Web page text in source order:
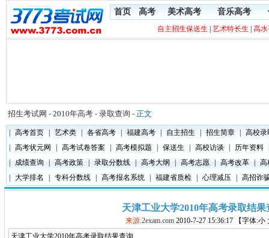
首页 高考 美术高考 音乐高考
自主招生保送生 艺术特长生 高
招生考试网 - 2010年高考 - 录取查询 - 正文
高考首页 艺术类 各省高考 福建高考 自主招生 招生简章
高校录
高考状元网 高考试卷答案 高考模拟题 保送生 高校访谈 历年资料
成绩查询 高考政策 录取分数线 高考大纲 高考志愿 高考改革
高
大学排名 专科分数线 高考报名系统 福建省质检 心理减压 高招诈
天津工业大学2010年高考录取结果
来源:2exam.com 2010-7-27 15:36:17 【字体:小
天津工业大学2010年高考录取结果查询